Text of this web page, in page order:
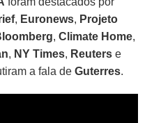
, Euronews, Projeto
,Climate Home,
, NY Times, Reuters e
a fala deGuterres.